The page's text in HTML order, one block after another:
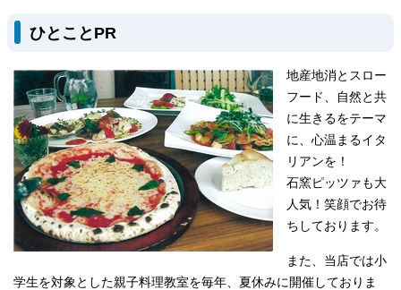
ひとことPR
地産地消とスロー
フード、自然と共
に生きるをテーマ
に、心温まるイタ
リアンを！
石窯ピッツァも大
人気！笑顔でお待
ちしております。
また、当店では小
学生を対象とした親子料理教室を毎年、夏休みに開催しておりま